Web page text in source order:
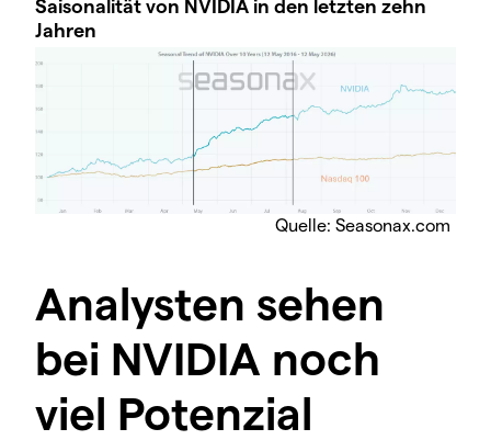
Saisonalität von NVIDIA in den letzten zehn
Jahren
Quelle: Seasonax.com
Analysten sehen
bei NVIDIA noch
viel Potenzial